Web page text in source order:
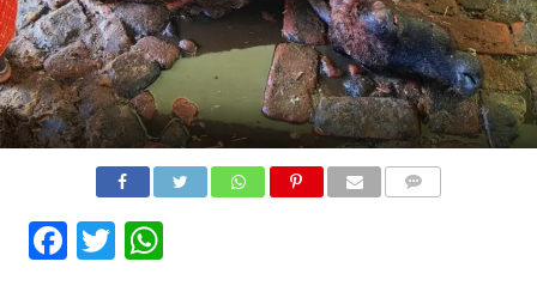
Facebook
Twitter
WhatsApp